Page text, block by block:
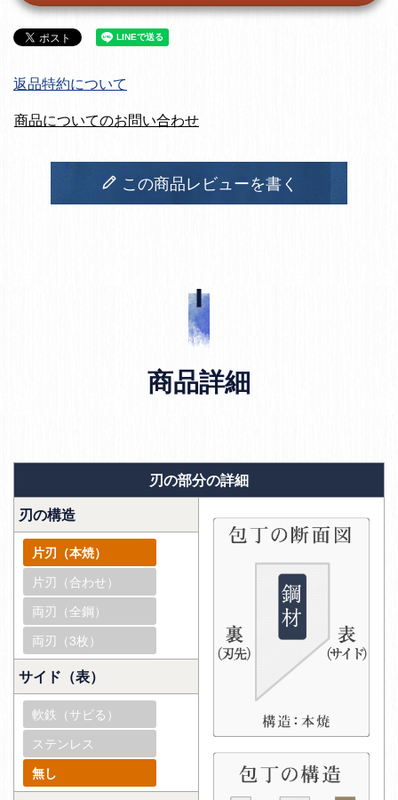
返品特約について
商品についてのお問い合わせ
この商品レビューを書く
商品詳細
刃の部分の詳細
刃の構造
片刃（本焼）
片刃（合わせ）
両刃（全鋼）
両刃（3枚）
サイド（表）
軟鉄（サビる）
ステンレス
無し